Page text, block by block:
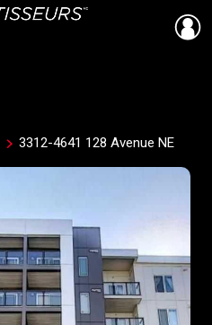
3312-4641 128 Avenue NE